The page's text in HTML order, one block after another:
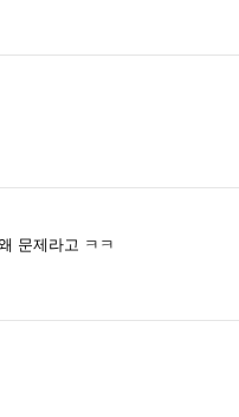
문제라고 ㅋㅋ